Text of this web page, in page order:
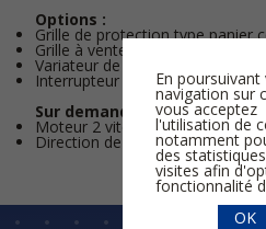
Options :
Grille de protection type panier
Grille à ventelles
Variateur de fréquence
Interrupteur de proximité (non
Sur demande :
Moteur 2 vitesses
Direction de l’air hélice-moteur
En poursuivant
navigation sur
vous acceptez
l'utilisation de
notamment
des
visites afin
fonctionnalité
OK